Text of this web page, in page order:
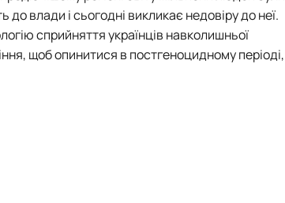
влади і сьогодні викликає недовіру до неї.
сприйняття українців навколишньої
щоб опинитися в постгеноцидному періоді,